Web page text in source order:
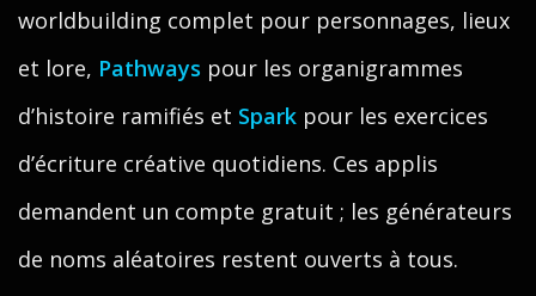
worldbuilding complet pour personnages, lieux
et lore, Pathways pour les organigrammes
d’histoire ramifiés et Spark pour les exercices
d’écriture créative quotidiens. Ces applis
demandent un compte gratuit ; les générateurs
de noms aléatoires restent ouverts à tous.